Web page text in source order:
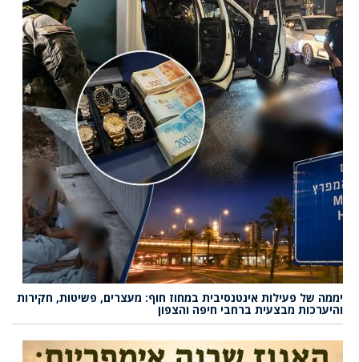
יממה של פעילות אינטנסיבית במחוז חוף: מעצרים, פשיטות, חקירות
והיערכות מבצעית ברחבי חיפה והצפון